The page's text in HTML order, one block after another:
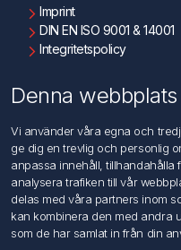
Imprint
DIN EN ISO 9001 & 14001
Integritetspolicy
Kontakta oss
Kundtjänst
Sök
Mitt konto
Denna
Vi använder våra egna och
ge dig en trevlig och personlig
anpassa innehåll,
analysera trafiken till vår
delas med våra partners inom
kan kombinera den med andra
som de har samlat in från din